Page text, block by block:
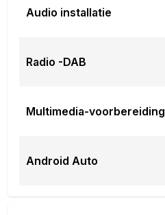
Audio installatie
Radio -DAB
Multimedia-voorbereiding
Android Auto